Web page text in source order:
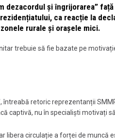
și îngrijorarea”
ca reacție la
rurale și orașele mici.
trebuie să fie bazate pe
retoric reprezentanții
captivă, nu în specialiști motivați
libera circulație a forței de muncă